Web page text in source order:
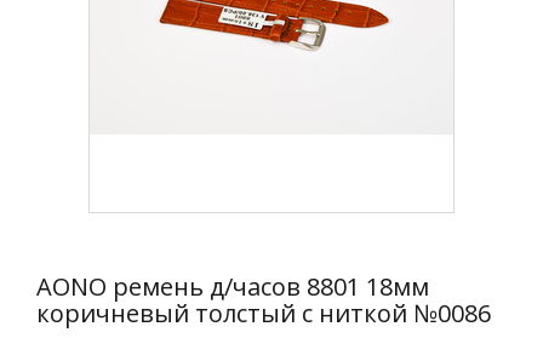
AONO ремень д/часов 8801 18мм
коричневый толстый с ниткой №0086